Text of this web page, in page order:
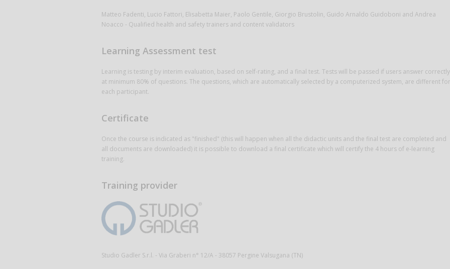
Matteo Fadenti, Lucio Fattori, Elisabetta Maier, Paolo Gentile, Giorgio Brustolin, Guido Arnaldo Guidoboni and Andrea
Noacco - Qualified health and safety trainers and content validators
Learning Assessment test
Learning is testing by interim evaluation, based on self-rating, and a final test. Tests will be passed if users answer correctly
at minimum 80% of questions. The questions, which are automatically selected by a computerized system, are different for
each participant.
Certificate
Once the course is indicated as "finished" (this will happen when all the didactic units and the final test are completed and
all documents are downloaded) it is possible to download a final certificate which will certify the 4 hours of e-learning
training.
Training provider
Studio Gadler S.r.l. - Via Graberi n° 12/A - 38057 Pergine Valsugana (TN)